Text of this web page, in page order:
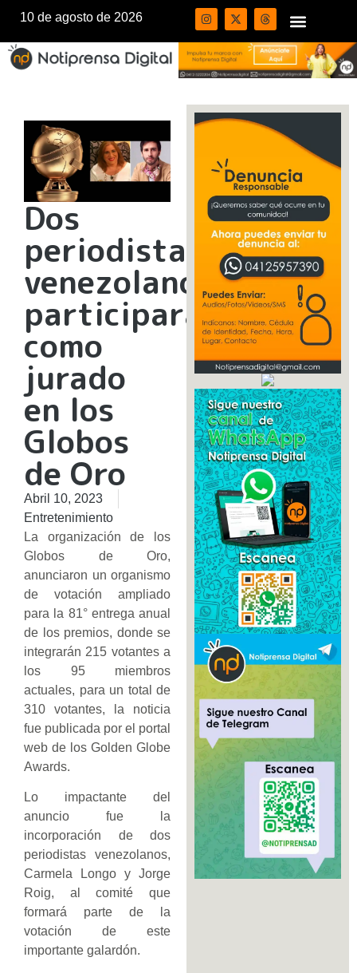
10 de agosto de 2026
Dos
periodistas
venezolanos
participarán
como
jurado
en los
Globos
de Oro
Abril 10, 2023
Entretenimiento
La organización de los
Globos de Oro,
anunciaron un organismo
de votación ampliado
para la 81° entrega anual
de los premios, donde se
integrarán 215 votantes a
los 95 miembros
actuales, para un total de
310 votantes, la noticia
fue publicada por el portal
web de los Golden Globe
Awards.
Lo impactante del
anuncio fue la
incorporación de dos
periodistas venezolanos,
Carmela Longo y Jorge
Roig, al comité que
formará parte de la
votación de este
importante galardón.